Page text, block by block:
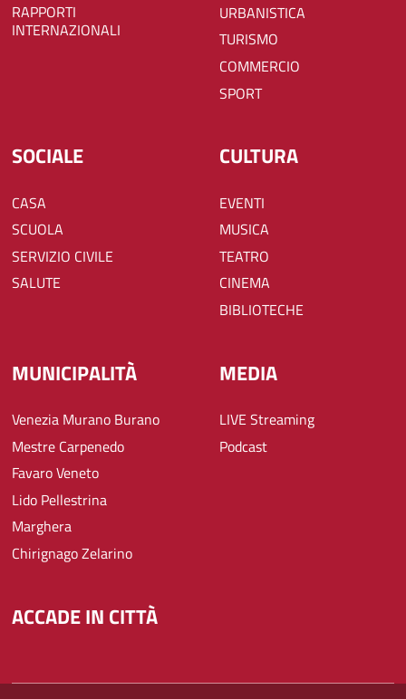
RAPPORTI
INTERNAZIONALI
URBANISTICA
TURISMO
COMMERCIO
SPORT
SOCIALE
CASA
SCUOLA
SERVIZIO CIVILE
SALUTE
CULTURA
EVENTI
MUSICA
TEATRO
CINEMA
BIBLIOTECHE
MUNICIPALITÀ
Venezia Murano Burano
Mestre Carpenedo
Favaro Veneto
Lido Pellestrina
Marghera
Chirignago Zelarino
MEDIA
LIVE Streaming
Podcast
ACCADE IN CITTÀ